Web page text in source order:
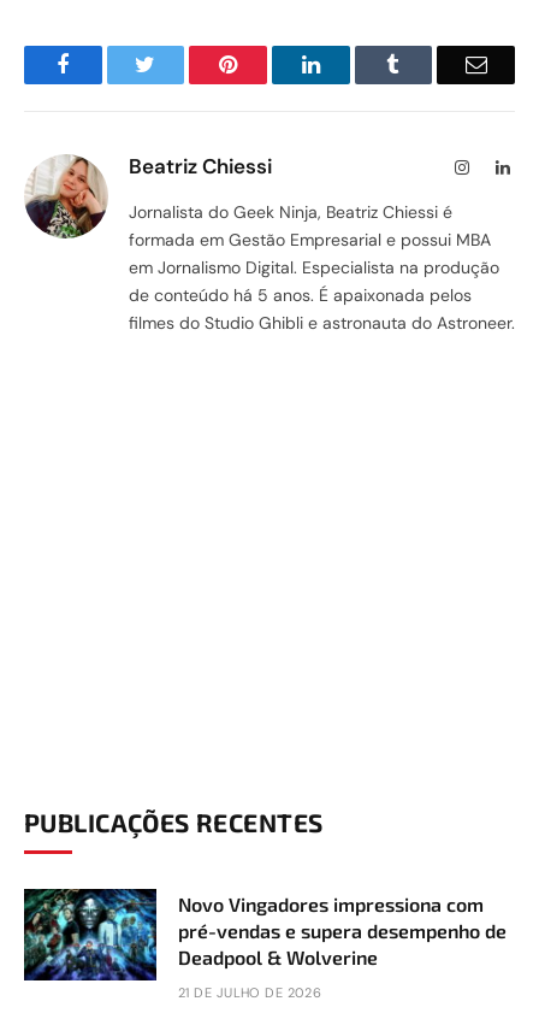
Facebook Pinterest LinkedIn Email
Beatriz Chiessi Instagram
Jornalista do Geek Ninja, Beatriz Chiessi é
formada em Gestão Empresarial e possui MBA
em Jornalismo Digital. Especialista na produção
de conteúdo há 5 anos. É apaixonada pelos
filmes do Studio Ghibli e astronauta do Astroneer.
PUBLICAÇÕES RECENTES
Novo Vingadores impressiona com
pré-vendas e supera desempenho de
Deadpool & Wolverine
21 DE JULHO DE 2026